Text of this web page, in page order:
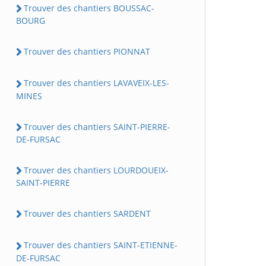
Trouver des chantiers BOUSSAC-
BOURG
Trouver des chantiers PIONNAT
Trouver des chantiers LAVAVEIX-LES-
MINES
Trouver des chantiers SAINT-PIERRE-
DE-FURSAC
Trouver des chantiers LOURDOUEIX-
SAINT-PIERRE
Trouver des chantiers SARDENT
Trouver des chantiers SAINT-ETIENNE-
DE-FURSAC